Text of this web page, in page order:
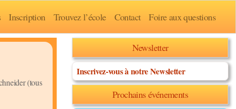
Inscription Trouvez l’école Contact Foire aux questions
(tous
Newsletter
Inscrivez-vous à notre Newsletter
Prochains événements